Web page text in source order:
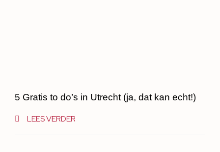
5 Gratis to do’s in Utrecht (ja, dat kan echt!)
LEES VERDER